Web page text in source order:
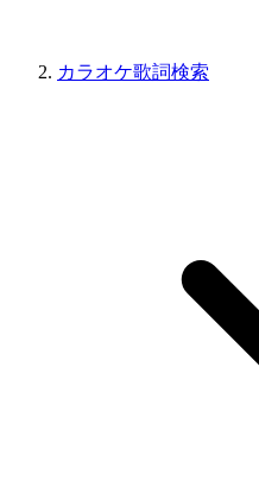
カラオケ歌詞検索